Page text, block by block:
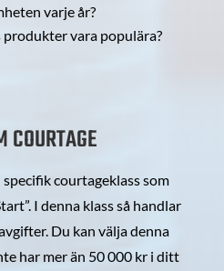
varje år?
vara populära?
COURTAGE
specifik courtageklass som
I denna klass så handlar
Du kan välja denna
har mer än 50 000 kr i ditt